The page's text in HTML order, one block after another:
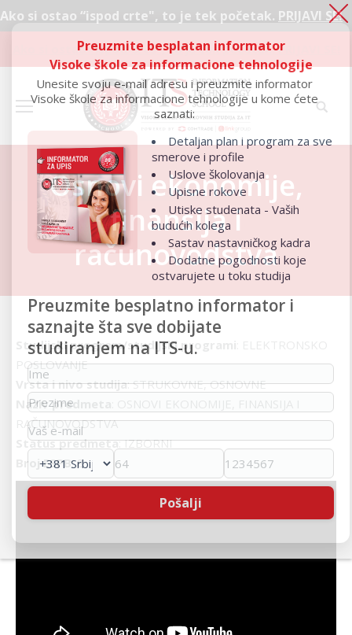
“ispod crte", to je tek početak.PRIJAVI SE!
Ako si ostao “ispod crte", to je tek početak.PRIJAVI SE!
Osnovi ekonomije,
finansija i
računovodstva
Studijski program/studijski programi
POSLOVANJE
Vrsta i nivo studija: STRUKOVNE, OSNOVNE
Naziv predmeta
RAČUNOVODSTVA
Status predmeta: IZBORNI
Broj ESPB: 8
Preuzmite besplatan informator
Visoke škole za informacione tehnologije
Unesite svoju e-mail adresu i preuzmite informator
Visoke škole za informacione tehnologije u kome ćete
saznati:
Detaljan plan i program za sve
smerove i profile
Uslove školovanja
Upisne rokove
Utiske studenata - Vaših
budućih kolega
Sastav nastavničkog kadra
Dodatne pogodnosti koje
ostvarujete u toku studija
Preuzmite besplatno informator i
saznajte šta sve dobijate
studiranjem na ITS-u.